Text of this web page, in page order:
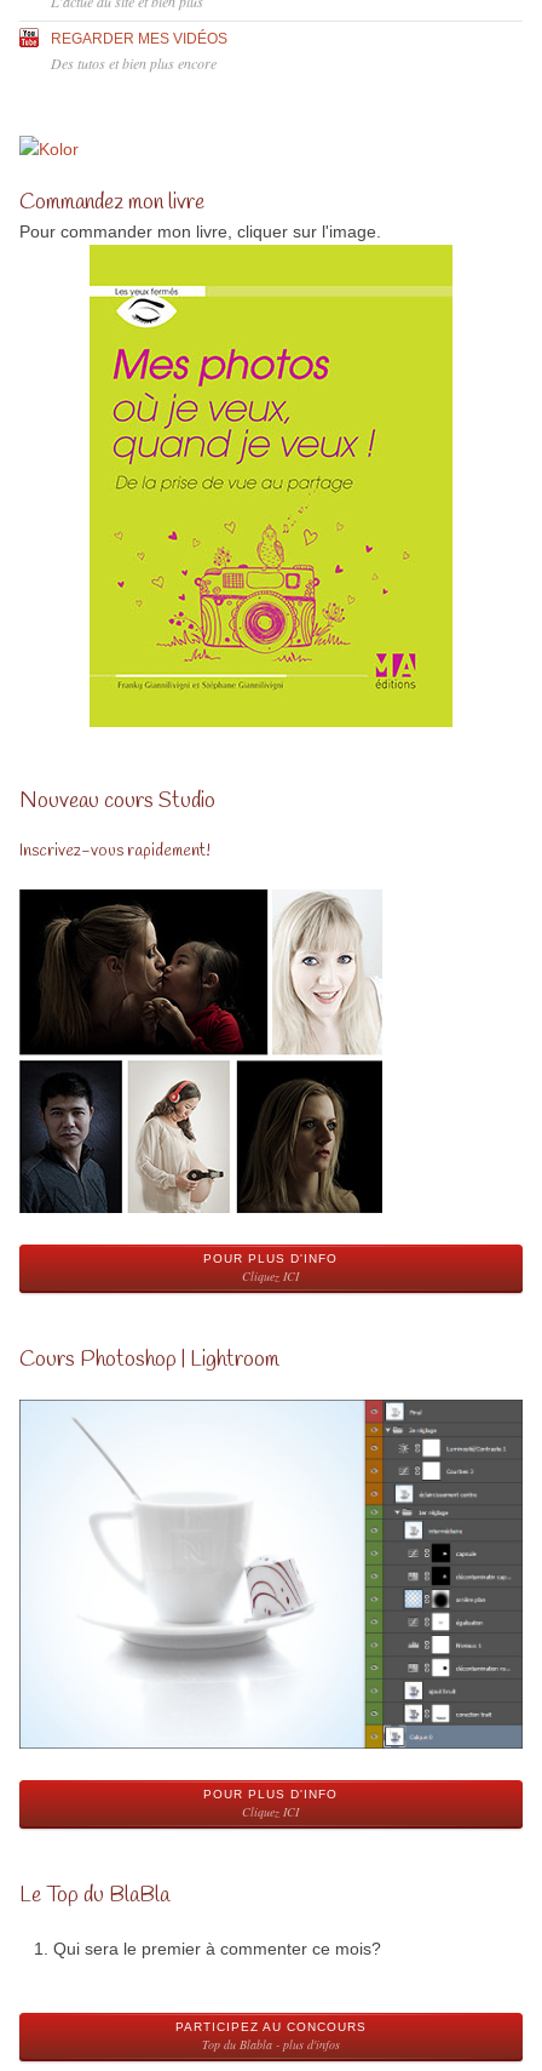
REGARDER MES VIDÉOS
Des tutos et bien plus encore
Commandez mon livre
Pour commander mon livre, cliquer sur l'image.
Nouveau cours Studio
Inscrivez-vous rapidement!
POUR PLUS D'INFO
Cliquez ICI
Cours Photoshop | Lightroom
POUR PLUS D'INFO
Cliquez ICI
Le Top du BlaBla
Qui sera le premier à commenter ce mois?
PARTICIPEZ AU CONCOURS
Top du Blabla - plus d'infos